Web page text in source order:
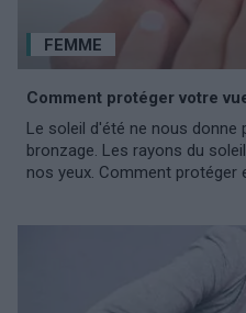
FEMME
Comment protéger votre
Le soleil d'été ne nous donne
bronzage. Les rayons du
nos yeux. Comment protéger